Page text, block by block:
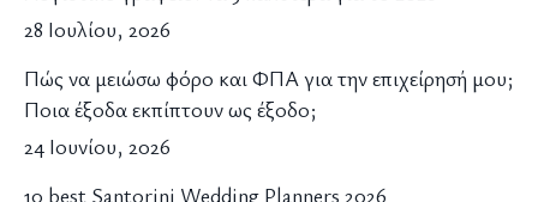
28 Ιουλίου, 2026
Πώς να μειώσω φόρο και ΦΠΑ για την επιχείρησή μου;
Ποια έξοδα εκπίπτουν ως έξοδο;
24 Ιουνίου, 2026
10 best Santorini Wedding Planners 2026